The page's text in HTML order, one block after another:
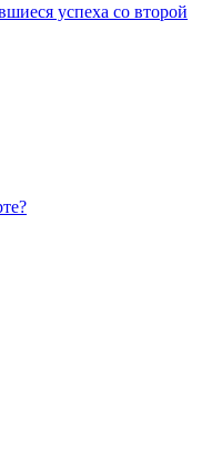
успеха со второй